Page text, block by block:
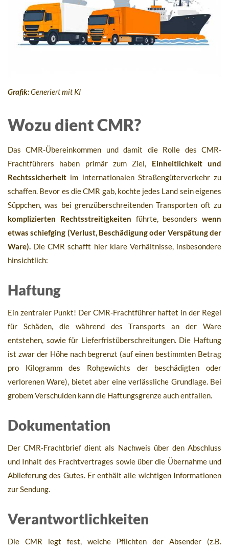
Grafik:Generiert mit KI
Wozu dient CMR?
Das CMR-Übereinkommen und damit die Rolle des CMR-
Frachtführers haben primär zum Ziel, Einheitlichkeit und
Rechtssicherheit im internationalen Straßengüterverkehr zu
schaffen. Bevor es die CMR gab, kochte jedes Land sein eigenes
Süppchen, was bei grenzüberschreitenden Transporten oft zu
komplizierten Rechtsstreitigkeiten führte, besonders wenn
etwas schiefging (Verlust, Beschädigung oder Verspätung der
Ware). Die CMR schafft hier klare Verhältnisse, insbesondere
hinsichtlich:
Haftung
Ein zentraler Punkt! Der CMR-Frachtführer haftet in der Regel
für Schäden, die während des Transports an der Ware
entstehen, sowie für Lieferfristüberschreitungen. Die Haftung
ist zwar der Höhe nach begrenzt (auf einen bestimmten Betrag
pro Kilogramm des Rohgewichts der beschädigten oder
verlorenen Ware), bietet aber eine verlässliche Grundlage. Bei
grobem Verschulden kann die Haftungsgrenze auch entfallen.
Dokumentation
Der CMR-Frachtbrief dient als Nachweis über den Abschluss
und Inhalt des Frachtvertrages sowie über die Übernahme und
Ablieferung des Gutes. Er enthält alle wichtigen Informationen
zur Sendung.
Verantwortlichkeiten
Die CMR legt fest, welche Pflichten der Absender (z.B.